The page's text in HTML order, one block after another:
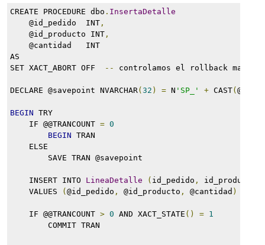
CREATE PROCEDURE dbo . InsertaDetalle
@id_pedido  INT ,
@id_producto INT ,
@cantidad   INT
AS
SET XACT_ABORT OFF
-- controlamos el rollback
DECLARE @savepoint NVARCHAR(32 ) = N 'SP_' + CAST(
BEGIN TRY
IF @@TRANCOUNT = 0
BEGIN TRAN
ELSE
SAVE TRAN @savepoint
INSERT INTO LineaDetalle ( id_pedido , id_producto
VALUES
(@id_pedido , @id_producto , @cantidad )
IF @@TRANCOUNT > 0 AND XACT_STATE () = 1
COMMIT TRAN